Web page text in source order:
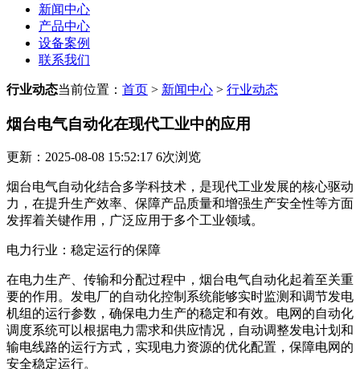
新闻中心
产品中心
设备案例
联系我们
行业动态当前位置： 首页 > 新闻中心 > 行业动态
烟台电气自动化在现代工业中的应用
更新：2025-08-08 15:52:17 6次浏览
烟台电气自动化结合多学科技术，是现代工业发展的核心驱动
力，在提升生产效率、保障产品质量和增强生产安全性等方面
发挥着关键作用，广泛应用于多个工业领域。
电力行业：稳定运行的保障
在电力生产、传输和分配过程中，烟台电气自动化起着至关重
要的作用。发电厂的自动化控制系统能够实时监测和调节发电
机组的运行参数，确保电力生产的稳定和有效。电网的自动化
调度系统可以根据电力需求和供应情况，自动调整发电计划和
输电线路的运行方式，实现电力资源的优化配置，保障电网的
安全稳定运行。